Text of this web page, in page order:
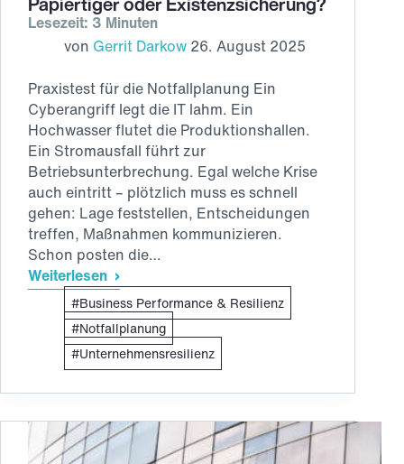
Lesezeit: 3 Minuten
von Gerrit Darkow 26. August 2025
Praxistest für die Notfallplanung Ein
Cyberangriff legt die IT lahm. Ein
Hochwasser flutet die Produktionshallen.
Ein Stromausfall führt zur
Betriebsunterbrechung. Egal welche Krise
auch eintritt – plötzlich muss es schnell
gehen: Lage feststellen, Entscheidungen
treffen, Maßnahmen kommunizieren.
Schon posten die…
Weiterlesen
Betriebliche
Notfallplanung:
Papiertiger
Existenzsicherung?
Business Performance & Resilienz
Notfallplanung
Unternehmensresilienz